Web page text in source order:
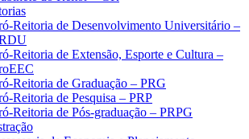
Reitoria de Desenvolvimento Universitário –
Reitoria de Extensão, Esporte e Cultura –
Reitoria de Graduação – PRG
Reitoria de Pesquisa – PRP
Reitoria de Pós-graduação – PRPG